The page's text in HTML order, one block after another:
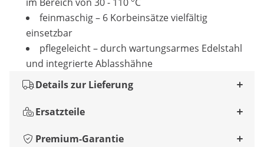
feinmaschig – 6 Korbeinsätze vielfältig
einsetzbar
pflegeleicht – durch wartungsarmes Edelstahl
und integrierte Ablasshähne
Details zur Lieferung
Ersatzteile
Premium-Garantie